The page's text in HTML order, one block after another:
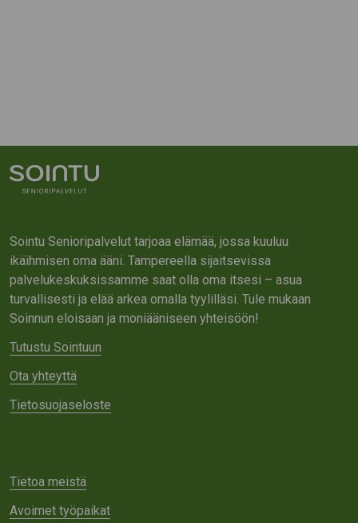
Sointu Senioripalvelut tarjoaa elämää, jossa kuuluu
ikäihmisen oma ääni. Tampereella sijaitsevissa
palvelukeskuksissamme saat olla oma itsesi – asua
turvallisesti ja elää arkea omalla tyylilläsi. Tule mukaan
Soinnun eloisaan ja moniääniseen yhteisöön!
Tutustu Sointuun
Ota yhteyttä
Tietosuojaseloste
Tietoa meistä
Avoimet työpaikat